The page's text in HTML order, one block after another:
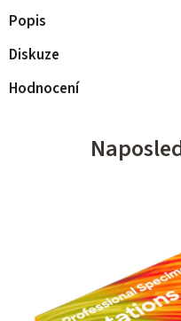
Popis
Diskuze
Hodnocení